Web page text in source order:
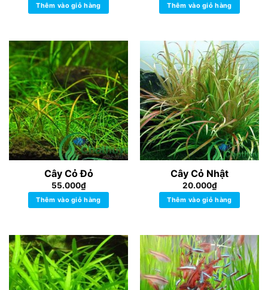
Thêm vào giỏ hàng Thêm vào giỏ hàng
Cây Cỏ Đỏ
55.000₫
Thêm vào giỏ hàng
Cây Cỏ Nhật
20.000₫
Thêm vào giỏ hàng